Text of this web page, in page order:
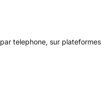
telephone, sur plateformes